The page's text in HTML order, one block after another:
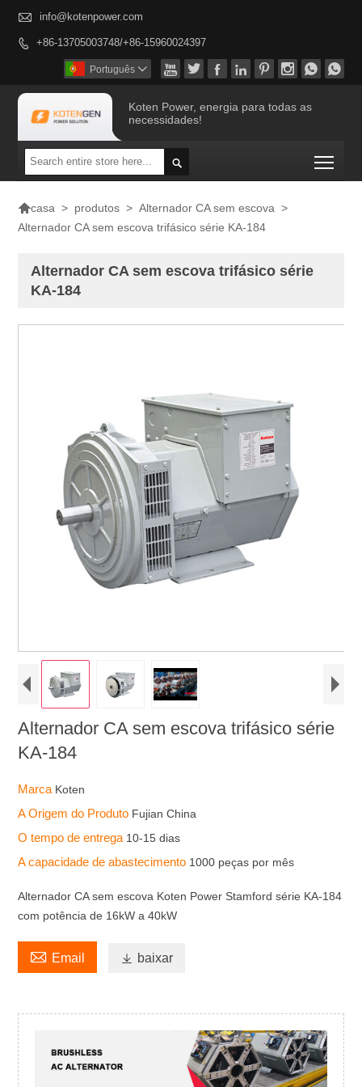
 info@kotenpower.com
 +86-13705003748/+86-15960024397
       
Português 
Koten Power, energia para todas as
necessidades!

casa > produtos > Alternador CA sem escova >
Alternador CA sem escova trifásico série KA-184
Alternador CA sem escova trifásico série
KA-184
Alternador CA sem escova trifásico série
KA-184
Marca Koten
A Origem do Produto Fujian China
O tempo de entrega 10-15 dias
A capacidade de abastecimento 1000 peças por mês
Alternador CA sem escova Koten Power Stamford série KA-184
com potência de 16kW a 40kW
 Email  baixar